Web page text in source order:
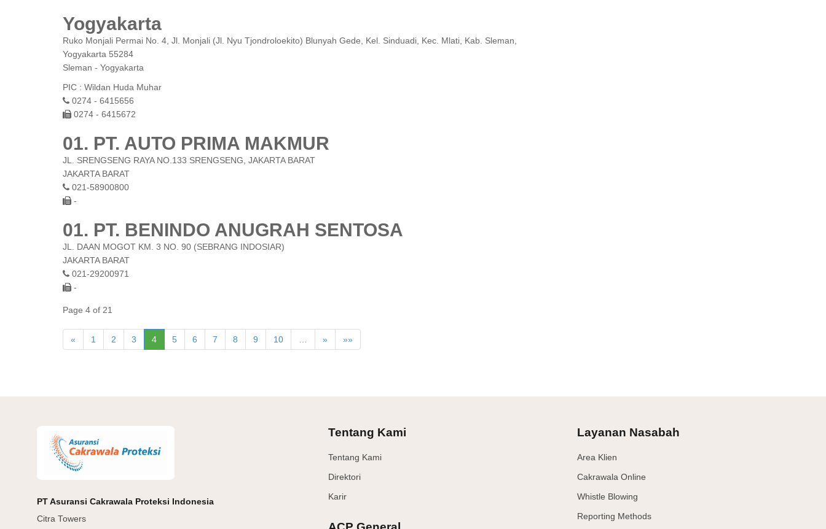
Yogyakarta
Ruko Monjali Permai No. 4, Jl. Monjali (Jl. Nyu Tjondroloekito) Blunyah Gede, Kel. Sinduadi, Kec. Mlati, Kab. Sleman,
Yogyakarta 55284
Sleman - Yogyakarta
PIC : Wildan Huda Muhar
0274 - 6415656
0274 - 6415672
01. PT. AUTO PRIMA MAKMUR
JL. SRENGSENG RAYA NO.133 SRENGSENG, JAKARTA BARAT
JAKARTA BARAT
021-58900800
-
01. PT. BENINDO ANUGRAH SENTOSA
JL. DAAN MOGOT KM. 3 NO. 90 (SEBRANG INDOSIAR)
JAKARTA BARAT
021-29200971
-
Page 4 of 21
« 1 2 3 4 5 6 7 8 9 10 » »»
PT Asuransi Cakrawala Proteksi Indonesia
Citra Towers
Tentang Kami
Tentang Kami
Direktori
Karir
Layanan Nasabah
Area Klien
Cakrawala Online
Whistle Blowing
Reporting Methods